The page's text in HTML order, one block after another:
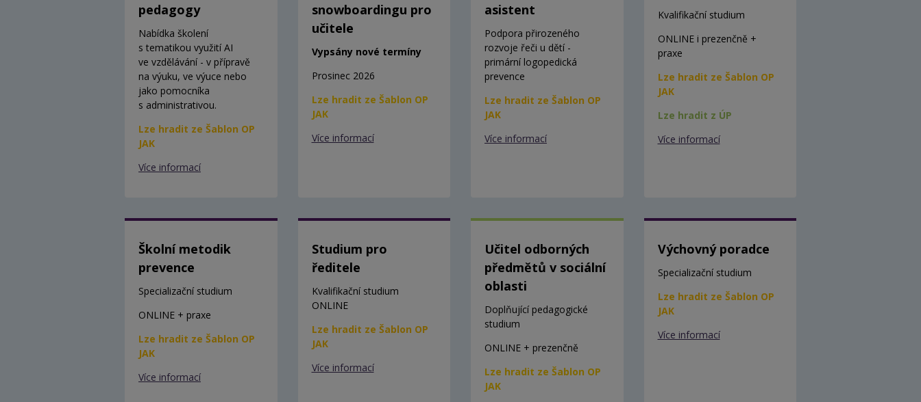
pedagogy
Nabídka školení
s tematikou využití AI
ve vzdělávání - v přípravě
na výuku, ve výuce nebo
jako pomocníka
s administrativou.
Lze hradit ze Šablon OP
JAK
Více informací
snowboardingu pro
učitele
Vypsány nové termíny
Prosinec 2026
Lze hradit ze Šablon OP
JAK
Více informací
asistent
Podpora přirozeného
rozvoje řeči u dětí -
primární logopedická
prevence
Lze hradit ze Šablon OP
JAK
Více informací
Kvalifikační studium
ONLINE i prezenčně +
praxe
Lze hradit ze Šablon OP
JAK
Lze hradit z ÚP
Více informací
Školní metodik
prevence
Specializační studium
ONLINE + praxe
Lze hradit ze Šablon OP
JAK
Více informací
Studium pro
ředitele
Kvalifikační studium
ONLINE
Lze hradit ze Šablon OP
JAK
Více informací
Učitel odborných
předmětů v sociální
oblasti
Doplňující pedagogické
studium
ONLINE + prezenčně
Lze hradit ze Šablon OP
JAK
Výchovný poradce
Specializační studium
Lze hradit ze Šablon OP
JAK
Více informací